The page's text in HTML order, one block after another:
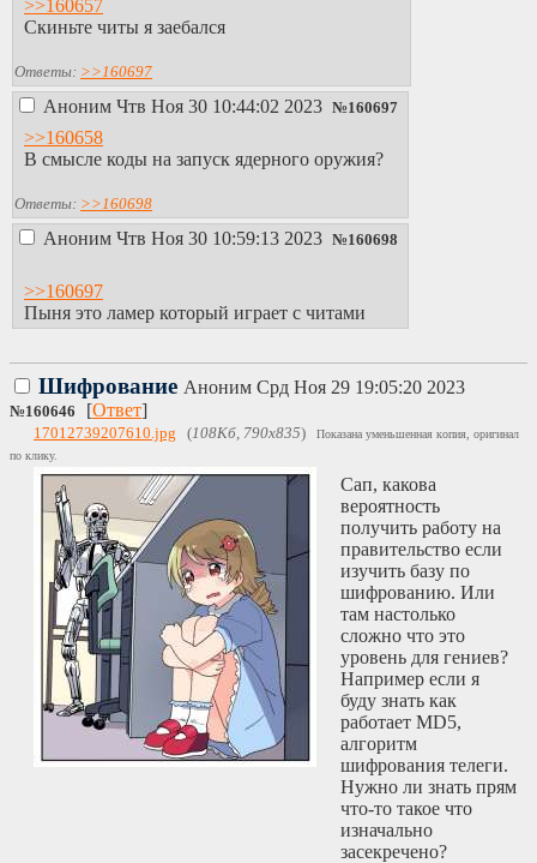
>>160657
Скиньте читы я заебался
Ответы: >>160697
Аноним Чтв Ноя 30 10:44:02 2023 №160697
>>160658
В смысле коды на запуск ядерного оружия?
Ответы: >>160698
Аноним Чтв Ноя 30 10:59:13 2023 №160698
>>160697
Пыня это ламер который играет с читами
Шифрование Аноним Срд Ноя 29 19:05:20 2023
№160646 [Ответ]
17012739207610.jpg (108Кб, 790x835)
Показана уменьшенная копия, оригинал
по клику.
Сап, какова
вероятность
получить работу на
правительство если
изучить базу по
шифрованию. Или
там настолько
сложно что это
уровень для гениев?
Например если я
буду знать как
работает MD5,
алгоритм
шифрования телеги.
Нужно ли знать прям
что-то такое что
изначально
засекречено?